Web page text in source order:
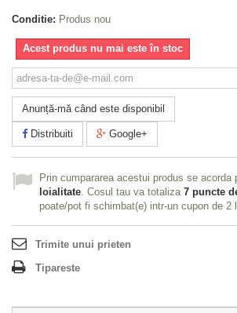
Conditie: Produs nou
Acest produs nu mai este în stoc
Anunță-mă când este disponibil
Distribuiti Google+
Prin cumpararea acestui produs se acorda
loialitate . Cosul tau va totaliza 7 puncte
poate/pot fi schimbat(e) intr-un cupon de 2
Trimite unui prieten
Tipareste